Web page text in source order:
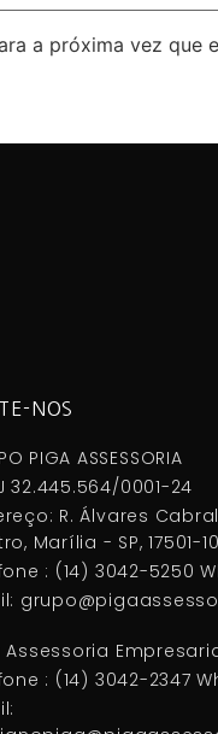
a próxima vez que
NOS
PIGA ASSESSORIA
32.445.564/0001-24
R. Álvares
Marília - SP, 17501-
: (14) 3042-5250
Assessoria
: (14) 3042-2347